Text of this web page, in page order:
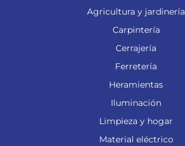
Agricultura y jardinería
Carpintería
Cerrajería
Ferretería
Heramientas
Iluminación
Limpieza y hogar
Material eléctrico